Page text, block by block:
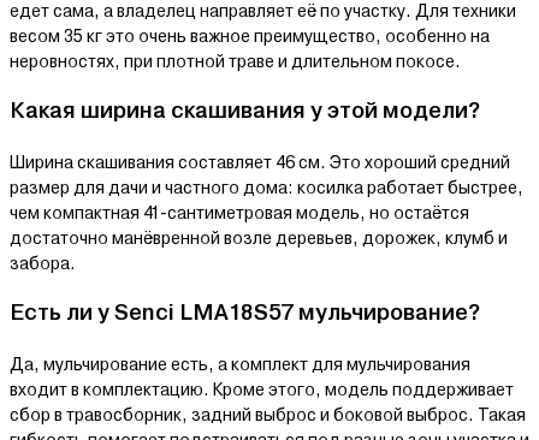
едет сама, а владелец направляет её по участку. Для техники
весом 35 кг это очень важное преимущество, особенно на
неровностях, при плотной траве и длительном покосе.
Какая ширина скашивания у этой модели?
Ширина скашивания составляет 46 см. Это хороший средний
размер для дачи и частного дома: косилка работает быстрее,
чем компактная 41-сантиметровая модель, но остаётся
достаточно манёвренной возле деревьев, дорожек, клумб и
забора.
Есть ли у Senci LMA18S57 мульчирование?
Да, мульчирование есть, а комплект для мульчирования
входит в комплектацию. Кроме этого, модель поддерживает
сбор в травосборник, задний выброс и боковой выброс. Такая